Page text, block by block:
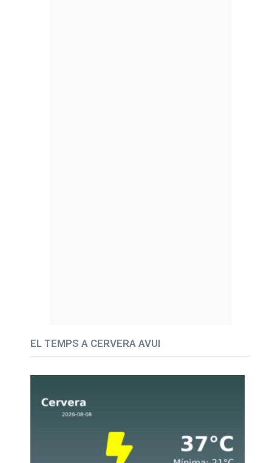
EL TEMPS A CERVERA AVUI